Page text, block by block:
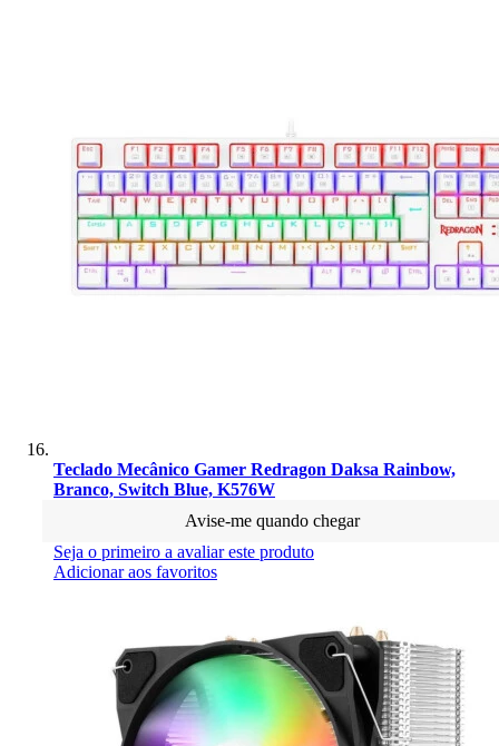
Teclado Mecânico Gamer Redragon Daksa Rainbow,
Branco, Switch Blue, K576W
Avise-me quando chegar
Seja o primeiro a avaliar este produto
Adicionar aos favoritos